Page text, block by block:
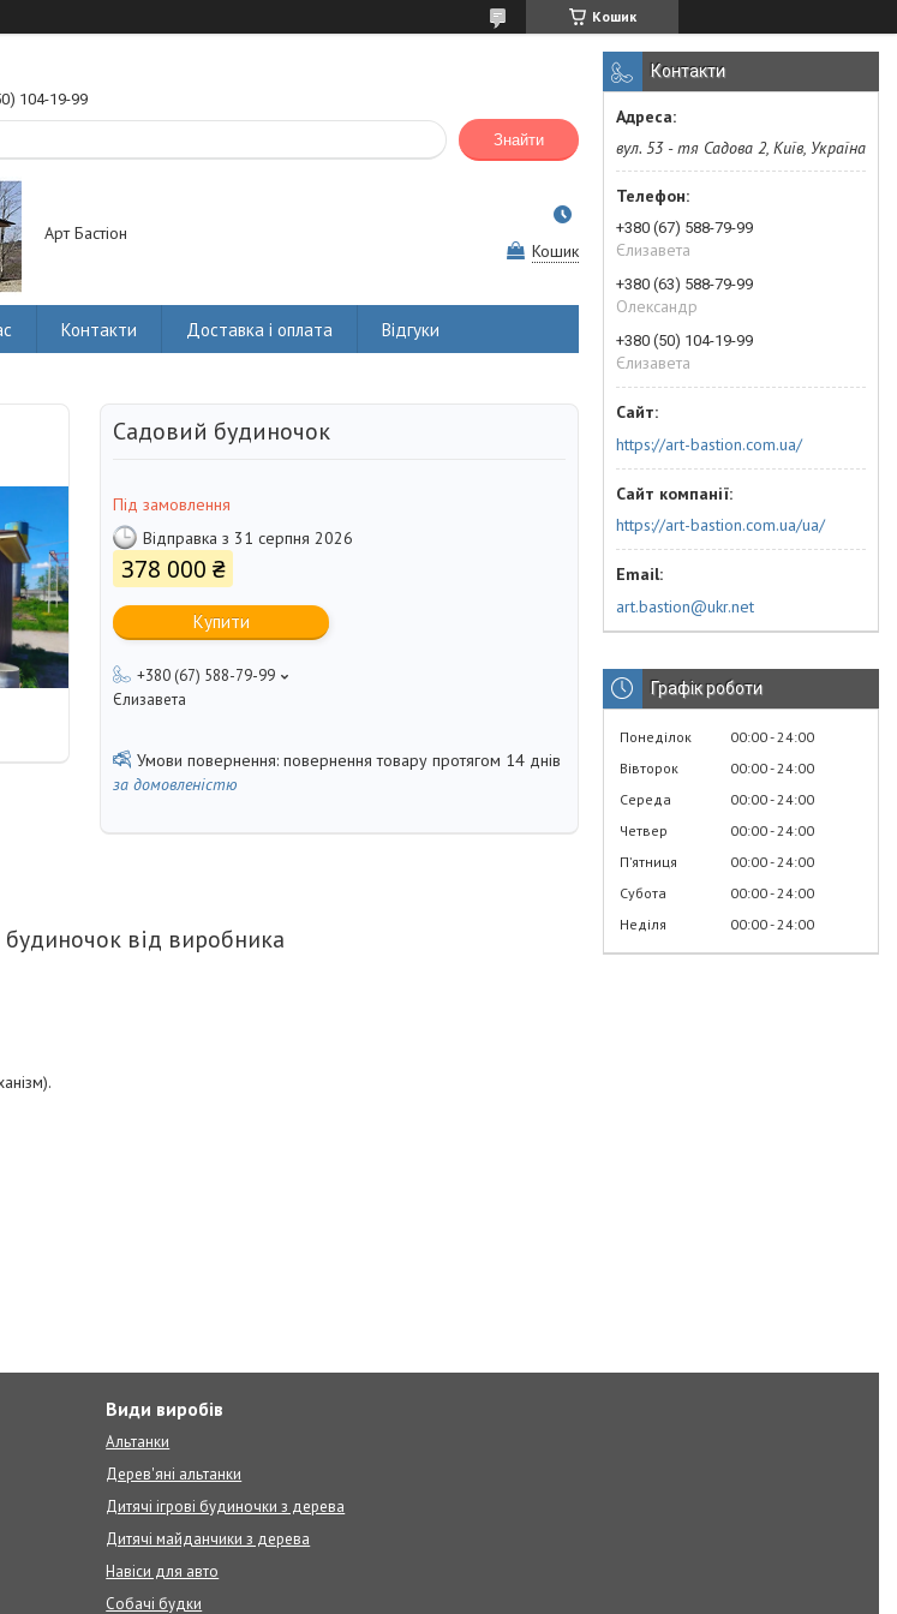
Кошик
104-19-99
Знайти
Арт Бастіон
Кошик
Контакти Доставка і оплата Відгуки
Садовий будиночок
Під замовлення
Відправка з 31 серпня 2026
378 000 ₴
Купити
+380 (67) 588-79-99
Єлизавета
повернення товару протягом 14 днів
за домовленістю
від виробника
Контакти
вул. 53 - тя Садова 2, Київ, Україна
+380 (67) 588-79-99
Єлизавета
+380 (63) 588-79-99
Олександр
+380 (50) 104-19-99
Єлизавета
https://art-bastion.com.ua/
https://art-bastion.com.ua/ua/
art.bastion@ukr.net
Графік роботи
Понеділок 00:00 24:00
Вівторок
00:00 24:00
Середа
00:00 24:00
Четвер
00:00 24:00
Пʼятниця
00:00 24:00
Субота
00:00 24:00
Неділя
00:00 24:00
Види виробів
Альтанки
Дерев'яні альтанки
Дитячі ігрові будиночки з дерева
Дитячі майданчики з дерева
Навіси для авто
Собачі будки